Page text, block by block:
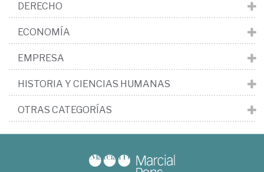
DERECHO
ECONOMÍA
EMPRESA
HISTORIA Y CIENCIAS HUMANAS
OTRAS CATEGORÍAS